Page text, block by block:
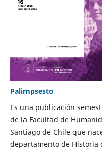
Palimpsesto
Es una publicación
de la Facultad de
Santiago de Chile que
departamento de Historia